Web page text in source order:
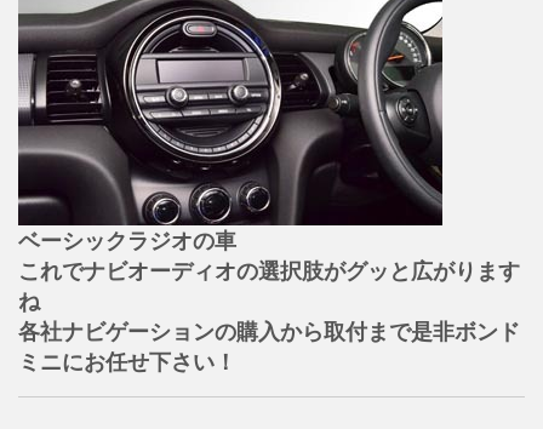
ベーシックラジオの車
これでナビオーディオの選択肢がグッと広がります
ね
各社ナビゲーションの購入から取付まで是非ボンド
ミニにお任せ下さい！